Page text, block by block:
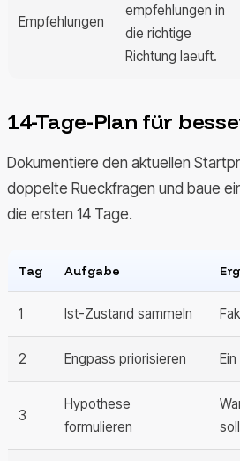
Empfehlungen
empfehlungen in
die richtige
Richtung laeuft.
14-Tage-Plan für
Dokumentiere den aktuellen
doppelte Rueckfragen und baue
die ersten 14 Tage.
Tag Aufgabe
1 Ist-Zustand sammeln
2 Engpass priorisieren
3
Hypothese
formulieren